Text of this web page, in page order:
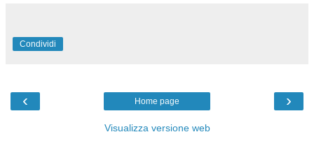
Condividi
‹ ›
Home page
Visualizza versione web